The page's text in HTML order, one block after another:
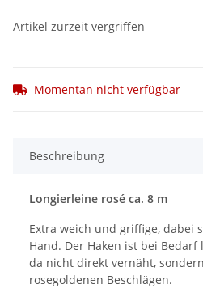
Artikel zurzeit vergriffen
Momentan nicht verfügbar
Beschreibung
Longierleine rosé ca. 8 m
Extra weich und griffige, dabei
Hand. Der Haken ist bei
da nicht direkt vernäht,
rosegoldenen Beschlägen.